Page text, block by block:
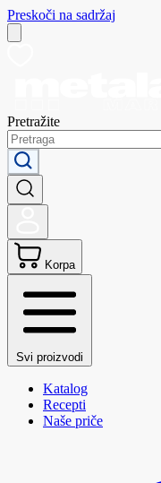
Preskoči na sadržaj
Pretražite
Korpa
Svi proizvodi
Katalog
Recepti
Naše priče